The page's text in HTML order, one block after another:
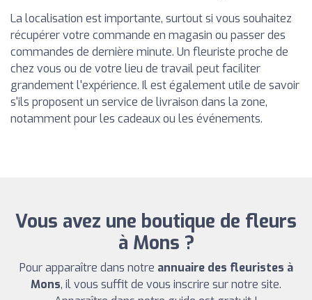
La localisation est importante, surtout si vous souhaitez
récupérer votre commande en magasin ou passer des
commandes de dernière minute. Un fleuriste proche de
chez vous ou de votre lieu de travail peut faciliter
grandement l'expérience. Il est également utile de savoir
s'ils proposent un service de livraison dans la zone,
notamment pour les cadeaux ou les événements.
Vous avez une boutique de fleurs
à Mons ?
Pour apparaître dans notre annuaire des fleuristes à
Mons, il vous suffit de vous inscrire sur notre site.